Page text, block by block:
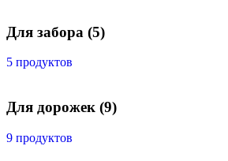
Для забора (5)
5 продуктов
Для дорожек (9)
9 продуктов